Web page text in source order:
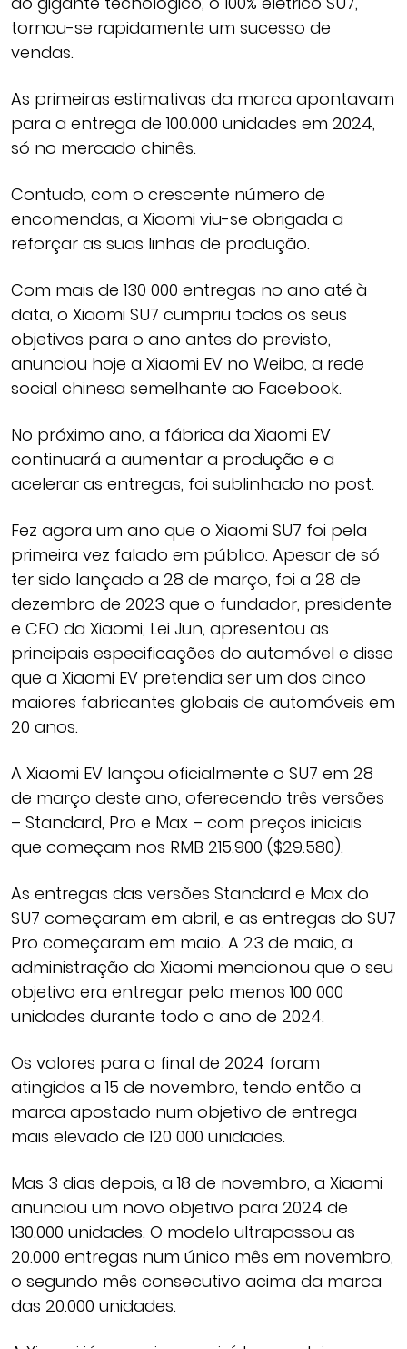
tornou-se rapidamente um sucesso de
vendas.
As primeiras estimativas da marca apontavam
para a entrega de 100.000 unidades em 2024,
só no mercado chinês.
Contudo, com o crescente número de
encomendas, a Xiaomi viu-se obrigada a
reforçar as suas linhas de produção.
Com mais de 130 000 entregas no ano até à
data, o Xiaomi SU7 cumpriu todos os seus
objetivos para o ano antes do previsto,
anunciou hoje a Xiaomi EV no Weibo, a rede
social chinesa semelhante ao Facebook.
No próximo ano, a fábrica da Xiaomi EV
continuará a aumentar a produção e a
acelerar as entregas, foi sublinhado no post.
Fez agora um ano que o Xiaomi SU7 foi pela
primeira vez falado em público. Apesar de só
ter sido lançado a 28 de março, foi a 28 de
dezembro de 2023 que o fundador, presidente
e CEO da Xiaomi, Lei Jun, apresentou as
principais especificações do automóvel e disse
que a Xiaomi EV pretendia ser um dos cinco
maiores fabricantes globais de automóveis em
20 anos.
A Xiaomi EV lançou oficialmente o SU7 em 28
de março deste ano, oferecendo três versões
– Standard, Pro e Max – com preços iniciais
que começam nos RMB 215.900 ($29.580).
As entregas das versões Standard e Max do
SU7 começaram em abril, e as entregas do SU7
Pro começaram em maio. A 23 de maio, a
administração da Xiaomi mencionou que o seu
objetivo era entregar pelo menos 100 000
unidades durante todo o ano de 2024.
Os valores para o final de 2024 foram
atingidos a 15 de novembro, tendo então a
marca apostado num objetivo de entrega
mais elevado de 120 000 unidades.
Mas 3 dias depois, a 18 de novembro, a Xiaomi
anunciou um novo objetivo para 2024 de
130.000 unidades. O modelo ultrapassou as
20.000 entregas num único mês em novembro,
o segundo mês consecutivo acima da marca
das 20.000 unidades.